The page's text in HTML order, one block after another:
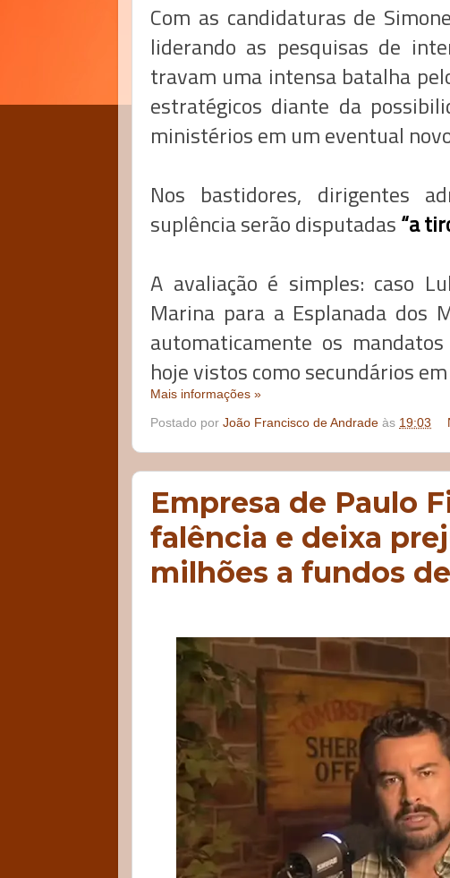
Com as candidaturas de
liderando as pesquisas de
travam uma intensa batalha
estratégicos diante da
ministérios em um eventual
Nos bastidores, dirigentes
suplência serão disputadas“a
A avaliação é simples: caso
Marina para a Esplanada dos
automaticamente os
hoje vistos como secundários
Mais informações »
Postado por João Francisco de Andrade às 19:03
Empresa de Paulo
falência e deixa
milhões a fundos